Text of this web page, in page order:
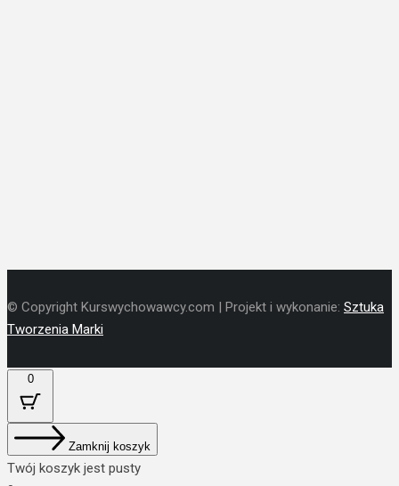
© Copyright Kurswychowawcy.com | Projekt i wykonanie: Sztuka
Tworzenia Marki
0
Zamknij koszyk
Twój koszyk jest pusty